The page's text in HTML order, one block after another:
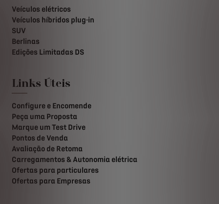
Veículos elétricos
Veículos híbridos plug-in
SUV
Berlinas
Edições Limitadas DS
Links Úteis
Configure e Encomende
Peça uma Proposta
Marque um Test Drive
Pontos de Venda
Avaliação de Retoma
Carregamentos & Autonomia elétrica
Ofertas para particulares
Ofertas para Empresas